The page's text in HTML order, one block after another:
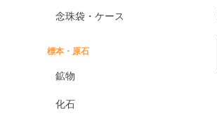
念珠袋・ケース
標本・原石
鉱物
化石